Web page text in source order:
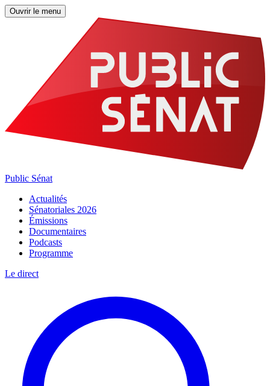
Ouvrir le menu
Public Sénat
Actualités
Sénatoriales 2026
Émissions
Documentaires
Podcasts
Programme
Le direct